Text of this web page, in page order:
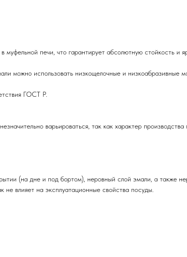
печи, что гарантирует абсолютную стойкость и
можно использовать низкощелочные и низкоабразивные
ГОСТ Р.
варьироваться, так как характер
(на дне и под бортом), неровный слой эмали, а также
не влияет на эксплуатационные свойства посуды.